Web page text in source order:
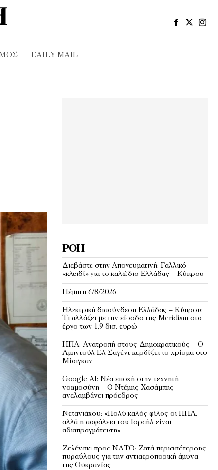
DAILY MAIL
ΡΟΉ
Διαβάστε στην Απογευματινή: Γαλλικό
«κλειδί» για το καλώδιο Ελλάδας – Κύπρου
Πέμπτη 6/8/2026
Ηλεκτρική διασύνδεση Ελλάδας – Κύπρου:
Τι αλλάζει με την είσοδο της Meridiam στο
έργο των 1,9 δισ. ευρώ
ΗΠΑ: Ανατροπή στους Δημοκρατικούς – Ο
Αμπντούλ Ελ Σαγέντ κερδίζει το χρίσμα στο
Μίσιγκαν
Google AI: Νέα εποχή στην τεχνητή
νοημοσύνη – Ο Ντέμης Χασάμπης
αναλαμβάνει πρόεδρος
Νετανιάχου: «Πολύ καλός φίλος οι ΗΠΑ,
αλλά η ασφάλεια του Ισραήλ είναι
αδιαπραγμάτευτη»
Ζελένσκι προς ΝΑΤΟ: Ζητά περισσότερους
πυραύλους για την αντιαεροπορική άμυνα
της Ουκρανίας